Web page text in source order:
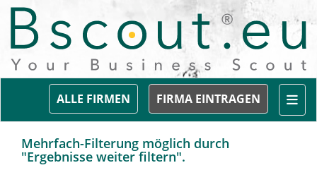
FIRMA EINTRAGEN
ALLE FIRMEN
Mehrfach-Filterung möglich durch
"Ergebnisse weiter filtern".